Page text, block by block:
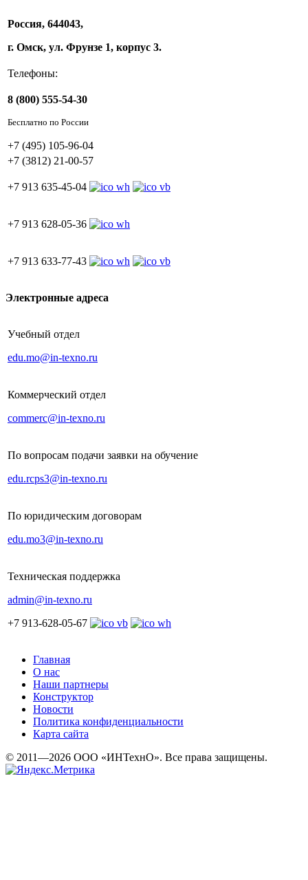
Россия, 644043,
г. Омск, ул. Фрунзе 1, корпус 3.
Телефоны:
8 (800) 555-54-30
Бесплатно по России
+7 (495) 105-96-04
+7 (3812) 21-00-57
+7 913 635-45-04
+7 913 628-05-36
+7 913 633-77-43
Электронные адреса
Учебный отдел
edu.mo@in-texno.ru
Коммерческий отдел
commerc@in-texno.ru
По вопросам подачи заявки на обучение
edu.rcps3@in-texno.ru
По юридическим договорам
edu.mo3@in-texno.ru
Техническая поддержка
admin@in-texno.ru
+7 913-628-05-67
Главная
О нас
Наши партнеры
Конструктор
Новости
Политика конфиденциальности
Карта сайта
© 2011—2026 ООО «ИНТехнО». Все права защищены.